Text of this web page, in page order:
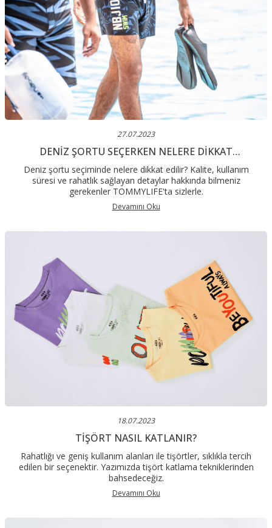
27.07.2023
DENIZ ŞORTU SEÇERKEN NELERE DIKKAT
EDILMELIDIR?
Deniz şortu seçiminde nelere dikkat edilir? Kalite, kullanım
süresi ve rahatlık sağlayan detaylar hakkında bilmeniz
gerekenler TOMMYLIFE'ta sizlerle.
Devamını Oku
18.07.2023
TIŞÖRT NASIL KATLANIR?
Rahatlığı ve geniş kullanım alanları ile tişörtler, sıklıkla tercih
edilen bir seçenektir. Yazımızda tişört katlama tekniklerinden
bahsedeceğiz.
Devamını Oku